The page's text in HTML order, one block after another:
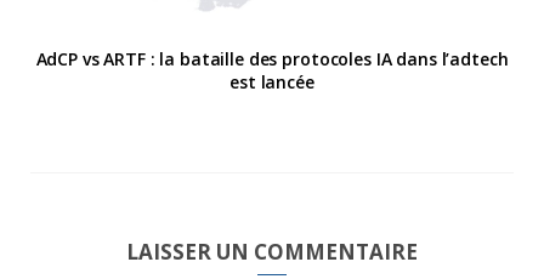
AdCP vs ARTF : la bataille des protocoles IA dans l’adtech
est lancée
LAISSER UN COMMENTAIRE